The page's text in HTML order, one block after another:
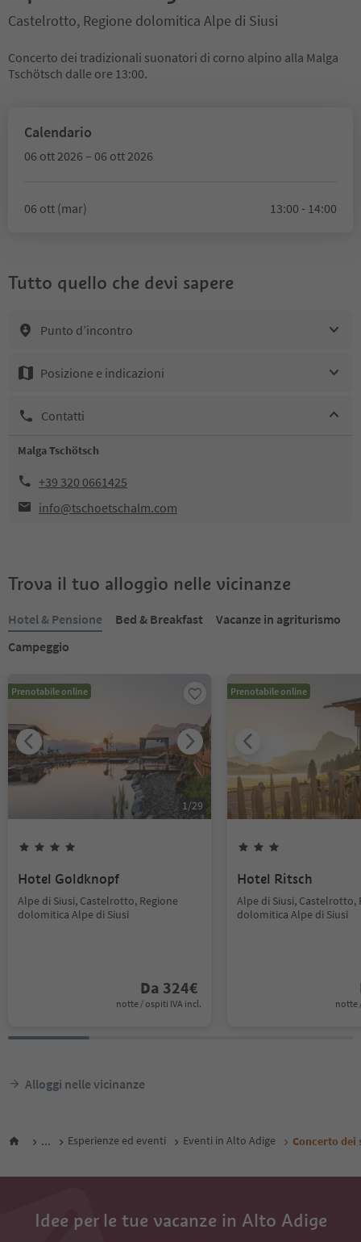
Castelrotto, Regione dolomitica Alpe di Siusi
Concerto dei tradizionali suonatori di corno alpino alla Malga
Tschötsch dalle ore 13:00.
Calendario
06 ott 2026 – 06 ott 2026
06 ott (mar) 13:00 - 14:00
Tutto quello che devi sapere
Punto d’incontro
Posizione e indicazioni
Contatti
Malga Tschötsch
+39 320 0661425
info@tschoetschalm.com
Trova il tuo alloggio nelle vicinanze
Hotel & Pensione Bed & Breakfast
Vacanze in agriturismo
Campeggio
Prenotabile online
1/29
Hotel Goldknopf
Alpe di Siusi, Castelrotto, Regione
dolomitica Alpe di Siusi
Da 324€
notte / ospiti IVA incl.
Prenotabile online
Hotel Ritsch
Alpe di Siusi, Castelrotto,
dolomitica Alpe di Siusi
notte
Alloggi nelle vicinanze
... Esperienze ed eventi Eventi in Alto Adige Concerto dei
Idee per le tue vacanze in Alto Adige